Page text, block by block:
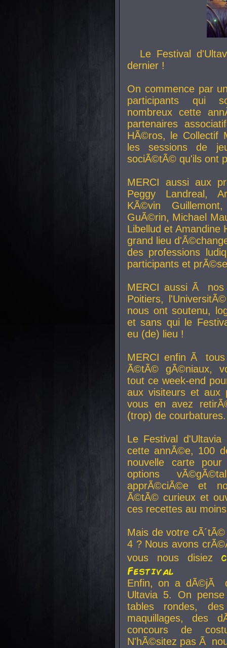
Le Festival
dernier !
On commence par
participants qui
nombreux cette
partenaires
HÃ©ros, le Collectif
les sessions de
sociÃ©tÃ© qu'ils ont
MERCI aussi aux
Peggy Landreal,
KÃ©vin
GuÃ©rin, Michael
Libellud et Amandine
grand lieu
des professions
participants et
MERCI aussi Ã nos
Poitiers,
nous ont soutenu,
et sans qui le
eu (de) lieu !
MERCI enfin Ã
Ã©tÃ© gÃ©niaux,
tout ce week-end
aux visiteurs et aux
vous en avez
(trop) de courbatures.
Le Festival
cette annÃ©e, 100
nouvelle carte
options
apprÃ©ciÃ©e et
Ã©tÃ© curieux et
ces recettes au
Mais de votre
4 ? Nous avons
vous nous disiez
Festival
Enfin, on a dÃ©jÃ
Ultavia 5. On
tables rondes,
maquillages, des
concours de
N'hÃ©sitez pas Ã